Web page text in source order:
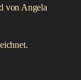
von Angela